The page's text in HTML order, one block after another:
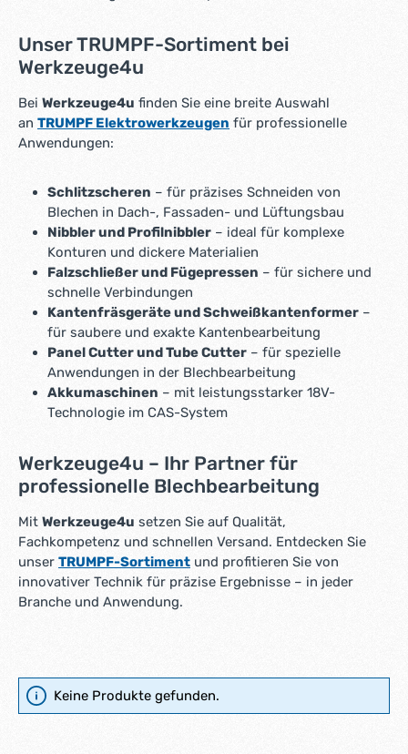
Unser TRUMPF-Sortiment bei
Werkzeuge4u
Bei Werkzeuge4u finden Sie eine breite Auswahl
an TRUMPF Elektrowerkzeugen für professionelle
Anwendungen:
Schlitzscheren – für präzises Schneiden von
Blechen in Dach-, Fassaden- und Lüftungsbau
Nibbler und Profilnibbler – ideal für komplexe
Konturen und dickere Materialien
Falzschließer und Fügepressen – für sichere und
schnelle Verbindungen
Kantenfräsgeräte und Schweißkantenformer –
für saubere und exakte Kantenbearbeitung
Panel Cutter und Tube Cutter – für spezielle
Anwendungen in der Blechbearbeitung
Akkumaschinen – mit leistungsstarker 18V-
Technologie im CAS-System
Werkzeuge4u – Ihr Partner für
professionelle Blechbearbeitung
Mit Werkzeuge4u setzen Sie auf Qualität,
Fachkompetenz und schnellen Versand. Entdecken Sie
unser TRUMPF-Sortiment und profitieren Sie von
innovativer Technik für präzise Ergebnisse – in jeder
Branche und Anwendung.
Keine Produkte gefunden.